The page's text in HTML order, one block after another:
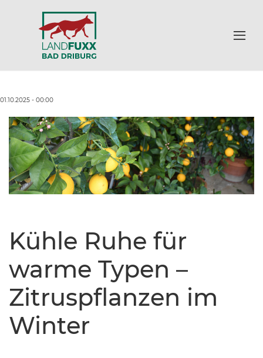
01.10.2025 - 00:00
Kühle Ruhe für
warme Typen –
Zitruspflanzen im
Winter